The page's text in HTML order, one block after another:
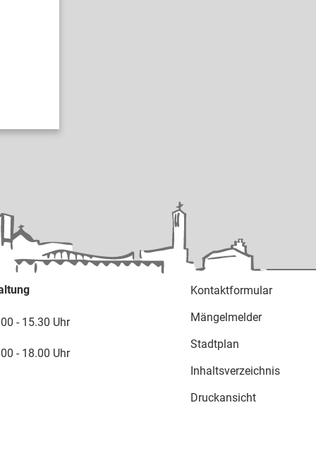
- 15.30 Uhr
- 18.00 Uhr
Kontaktformular
Mängelmelder
Stadtplan
Inhaltsverzeichnis
Druckansicht